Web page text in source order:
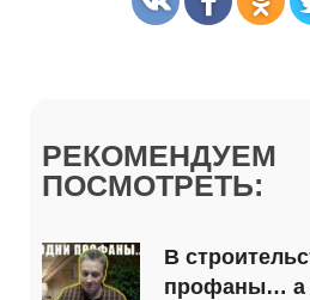
РЕКОМЕНДУЕМ
ПОСМОТРЕТЬ:
В
профаны… а